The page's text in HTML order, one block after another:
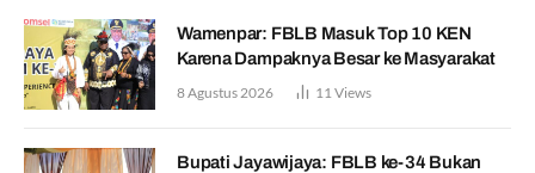
Wamenpar: FBLB Masuk Top 10 KEN
Karena Dampaknya Besar ke Masyarakat
8 Agustus 2026 11 Views
Bupati Jayawijaya: FBLB ke-34 Bukan